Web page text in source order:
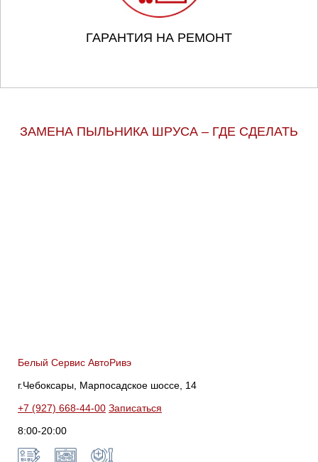
ГАРАНТИЯ НА РЕМОНТ
ЗАМЕНА ПЫЛЬНИКА ШРУСА – ГДЕ СДЕЛАТЬ
Белый Сервис АвтоРивэ
г.Чебоксары, Марпосадское шоссе, 14
+7 (927) 668-44-00 Записаться
8:00-20:00